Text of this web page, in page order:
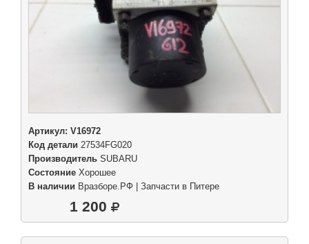
Артикул: V16972
Код детали 27534FG020
Производитель SUBARU
Состояние Хорошее
В наличии Вразборе.РФ | Запчасти в Питере
1 200